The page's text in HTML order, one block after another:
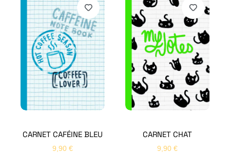
CARNET CAFÉINE BLEU
9,90 €
CARNET CHAT
9,90 €